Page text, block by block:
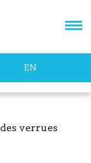
EN
verrues